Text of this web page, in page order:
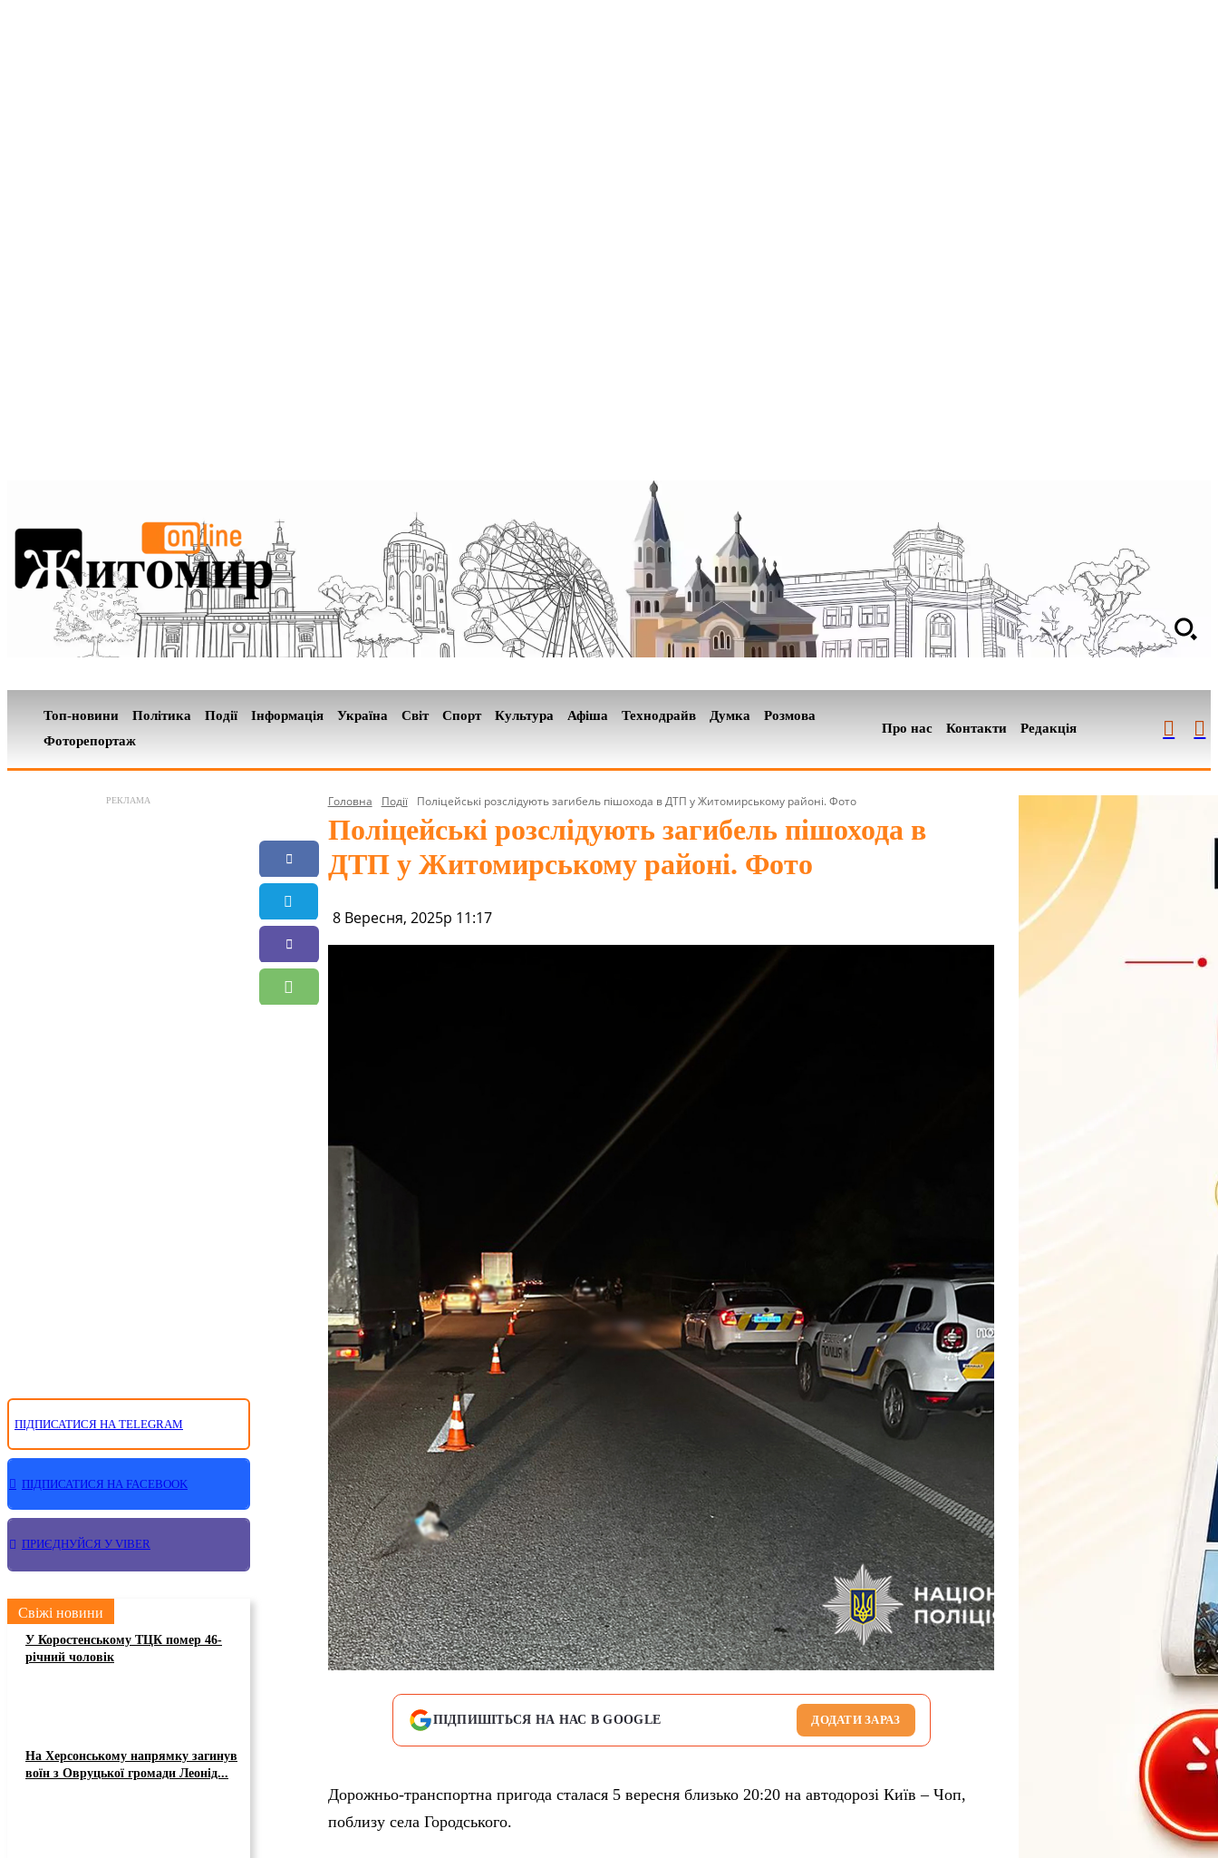
Топ-новини Політика Події Інформація Україна Світ Спорт Культура Афіша Технодрайв Думка
Розмова
Фоторепортаж
Про нас Контакти Редакція
РЕКЛАМА
ПІДПИСАТИСЯ НА TELEGRAM
ПІДПИСАТИСЯ НА FACEBOOK
ПРИЄДНУЙСЯ У VIBER
Свіжі новини
У Коростенському ТЦК помер 46-
річний чоловік
На Херсонському напрямку загинув
воїн з Овруцької громади Леонід...
Головна Події Поліцейські розслідують загибель пішохода в ДТП у Житомирському районі. Фото
Поліцейські розслідують загибель пішохода в
ДТП у Житомирському районі. Фото
8 Вересня, 2025р 11:17
ПІДПИШІТЬСЯ НА НАС В GOOGLE ДОДАТИ ЗАРАЗ
Дорожньо-транспортна пригода сталася 5 вересня близько 20:20 на автодорозі Київ – Чоп,
поблизу села Городського.